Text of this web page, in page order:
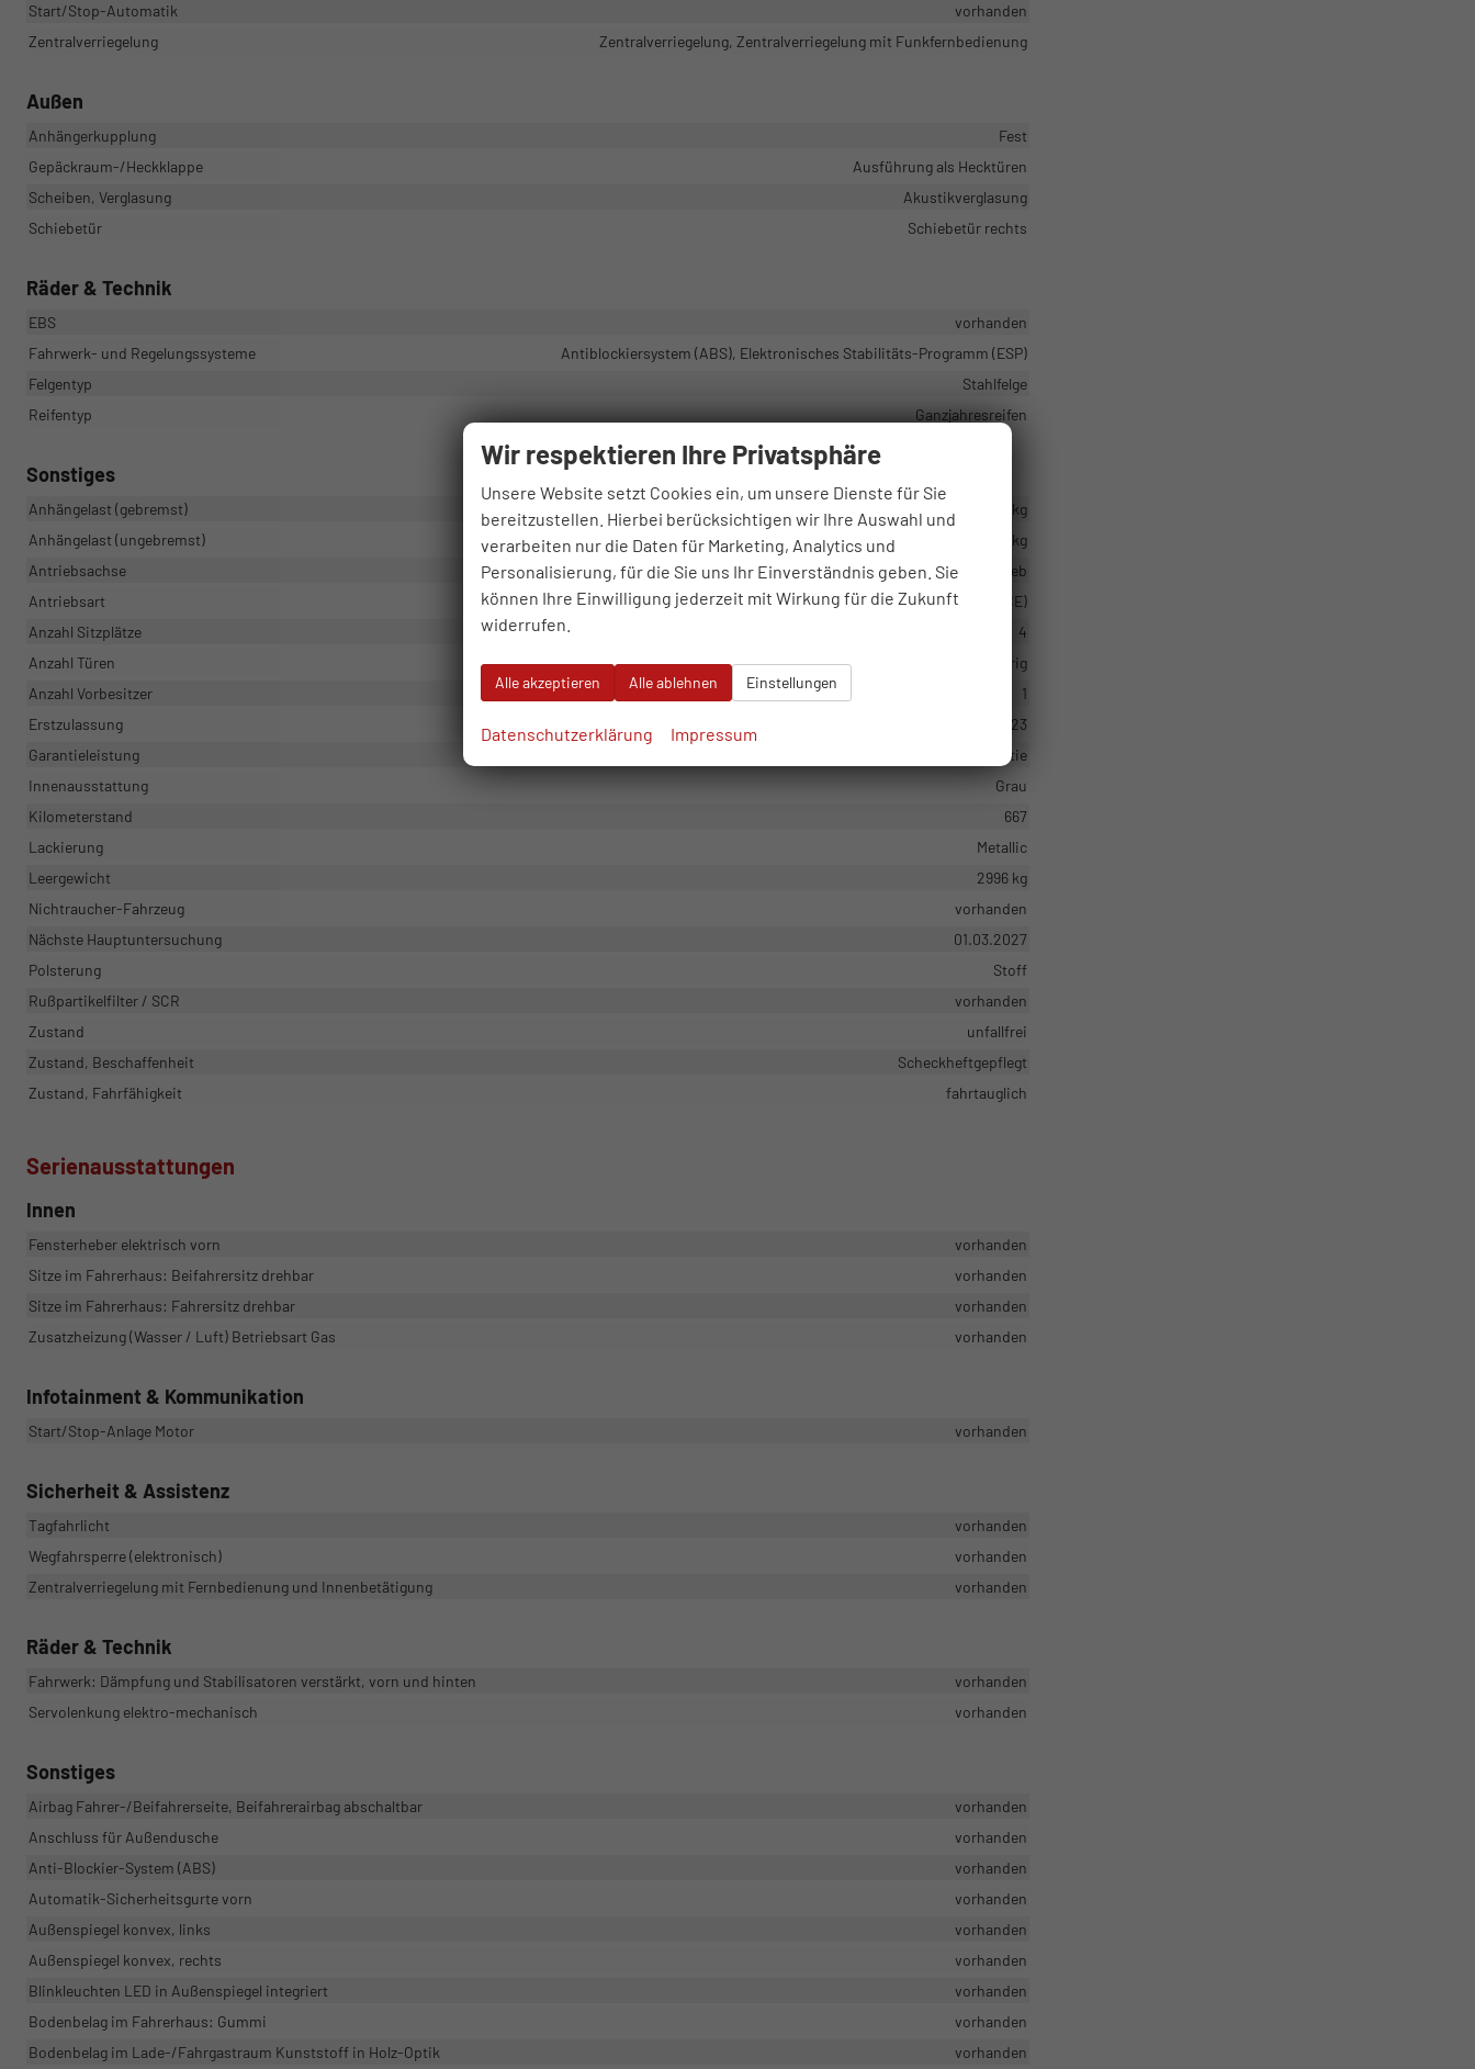
Start/Stop-Automatik
vorhanden
Zentralverriegelung
Zentralverriegelung, Zentralverriegelung mit Funkfernbedienung
Außen
Anhängerkupplung
Fest
Gepäckraum-/Heckklappe
Ausführung als Hecktüren
Scheiben, Verglasung
Akustikverglasung
Schiebetür
Schiebetür rechts
Räder & Technik
EBS
vorhanden
Fahrwerk- und Regelungssysteme
Antiblockiersystem (ABS), Elektronisches Stabilitäts-Programm (ESP)
Felgentyp
Stahlfelge
Reifentyp
Ganzjahresreifen
Sonstiges
Anhängelast (gebremst)
2500 kg
Anhängelast (ungebremst)
750 kg
Antriebsachse
Frontantrieb
Antriebsart
Verbrennungsmotor (ICE)
Anzahl Sitzplätze
4
Anzahl Türen
4-türig
Anzahl Vorbesitzer
1
Erstzulassung
22.02.2023
Garantieleistung
Fahrzeuggarantie
Innenausstattung
Grau
Kilometerstand
667
Lackierung
Metallic
Leergewicht
2996 kg
Nichtraucher-Fahrzeug
vorhanden
Nächste Hauptuntersuchung
01.03.2027
Polsterung
Stoff
Rußpartikelfilter / SCR
vorhanden
Zustand
unfallfrei
Zustand, Beschaffenheit
Scheckheftgepflegt
Zustand, Fahrfähigkeit
fahrtauglich
Serienausstattungen
Innen
Fensterheber elektrisch vorn
vorhanden
Sitze im Fahrerhaus: Beifahrersitz drehbar
vorhanden
Sitze im Fahrerhaus: Fahrersitz drehbar
vorhanden
Zusatzheizung (Wasser / Luft) Betriebsart Gas
vorhanden
Infotainment & Kommunikation
Start/Stop-Anlage Motor vorhanden
Sicherheit & Assistenz
Tagfahrlicht
vorhanden
Wegfahrsperre (elektronisch)
vorhanden
Zentralverriegelung mit Fernbedienung und Innenbetätigung
vorhanden
Räder & Technik
Fahrwerk: Dämpfung und Stabilisatoren verstärkt, vorn und hinten
vorhanden
Servolenkung elektro-mechanisch
vorhanden
Sonstiges
Airbag Fahrer-/Beifahrerseite, Beifahrerairbag abschaltbar
vorhanden
Anschluss für Außendusche
vorhanden
Anti-Blockier-System (ABS)
vorhanden
Automatik-Sicherheitsgurte vorn
vorhanden
Außenspiegel konvex, links
vorhanden
Außenspiegel konvex, rechts
vorhanden
Blinkleuchten LED in Außenspiegel integriert
vorhanden
Bodenbelag im Fahrerhaus: Gummi
vorhanden
Bodenbelag im Lade-/Fahrgastraum Kunststoff in Holz-Optik
vorhanden
Wir respektieren Ihre Privatsphäre
Unsere Website setzt Cookies ein, um unsere Dienste für Sie
bereitzustellen. Hierbei berücksichtigen wir Ihre Auswahl und
verarbeiten nur die Daten für Marketing, Analytics und
Personalisierung, für die Sie uns Ihr Einverständnis geben. Sie
können Ihre Einwilligung jederzeit mit Wirkung für die Zukunft
widerrufen.
Alle akzeptieren Alle ablehnen Einstellungen
Datenschutzerklärung Impressum